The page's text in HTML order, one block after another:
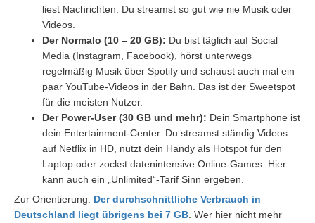
liest Nachrichten. Du streamst so gut wie nie Musik oder
Videos.
Der Normalo (10 – 20 GB): Du bist täglich auf Social
Media (Instagram, Facebook), hörst unterwegs
regelmäßig Musik über Spotify und schaust auch mal ein
paar YouTube-Videos in der Bahn. Das ist der Sweetspot
für die meisten Nutzer.
Der Power-User (30 GB und mehr): Dein Smartphone ist
dein Entertainment-Center. Du streamst ständig Videos
auf Netflix in HD, nutzt dein Handy als Hotspot für den
Laptop oder zockst datenintensive Online-Games. Hier
kann auch ein „Unlimited“-Tarif Sinn ergeben.
Zur Orientierung: Der durchschnittliche Verbrauch in
Deutschland liegt übrigens bei 7 GB . Wer hier nicht mehr